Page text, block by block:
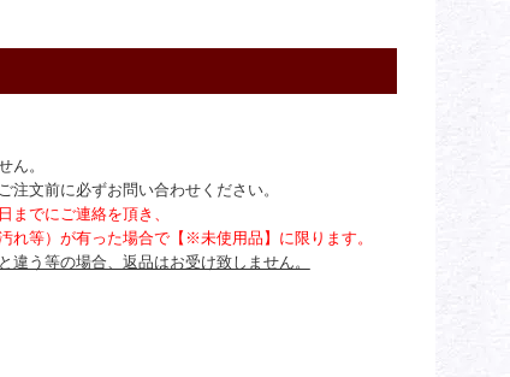
ん。
文前に必ずお問い合わせください。
までにご連絡を頂き、
れ等）が有った場合で【※未使用品】に限ります。
違う等の場合、返品はお受け致しません。